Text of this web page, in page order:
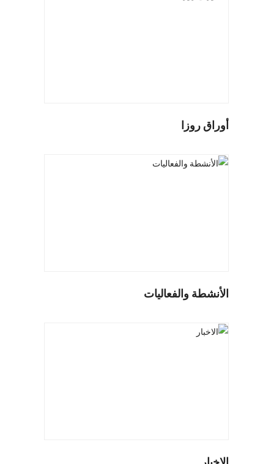
أوراق روزا
الأنشطة والفعاليات